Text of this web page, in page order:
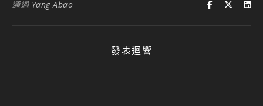
通過 Yang Abao
發表迴響